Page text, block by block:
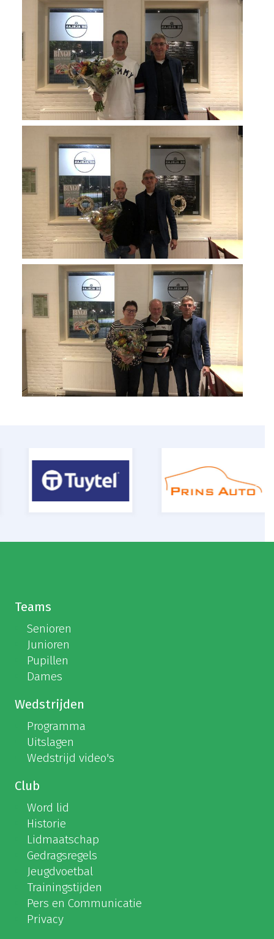
Teams
Senioren
Junioren
Pupillen
Dames
Wedstrijden
Programma
Uitslagen
Wedstrijd video's
Club
Word lid
Historie
Lidmaatschap
Gedragsregels
Jeugdvoetbal
Trainingstijden
Pers en Communicatie
Privacy